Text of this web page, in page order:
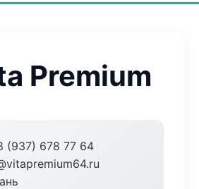
Premium
(937) 678 77 64